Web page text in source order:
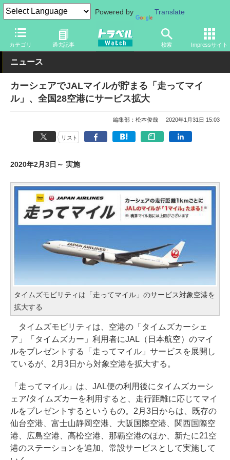
Powered by Translate
カテゴリ 過去記事 検索 Impressサイト
トラベル Watch 旅の方法 空旅 空港
ニュース
カーシェアでJALマイルが貯まる「走ってマイ
ル」、全国28空港にサービス拡大
編集部：松本俊哉 2020年1月31日 15:03
リスト
2020年2月3日～ 実施
タイムズモビリティは「走ってマイル」のサービス対象空港を
拡大する
タイムズモビリティは、空港の「タイムズカーシェ
ア」「タイムズカー」利用者にJAL（日本航空）のマイ
ルをプレゼントする「走ってマイル」サービスを展開し
ているが、2月3日から対象空港を拡大する。
「走ってマイル」は、JAL便の利用後にタイムズカーシ
ェア/タイムズカーを利用すると、走行距離に応じてマイ
ルをプレゼントするというもの。2月3日からは、既存の
仙台空港、富士山静岡空港、大阪国際空港、関西国際空
港、広島空港、高松空港、那覇空港のほか、新たに21空
港のステーションを追加、常設サービスとして実施して